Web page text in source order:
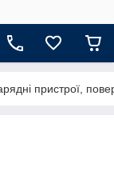
пристрої,